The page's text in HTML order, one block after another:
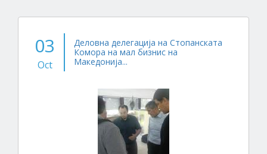
03
Oct
Деловна делегација на Стопанската
Комора на мал бизнис на
Македонија...